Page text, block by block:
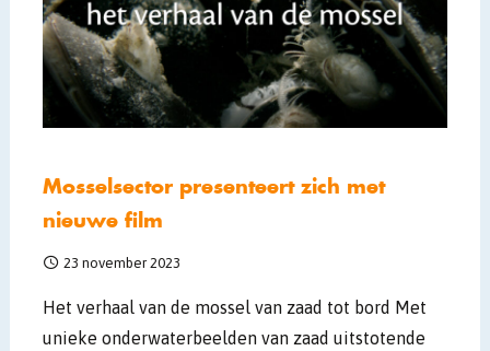
Mosselsector presenteert zich met
nieuwe film
23 november 2023
Het verhaal van de mossel van zaad tot bord Met
unieke onderwaterbeelden van zaad uitstotende